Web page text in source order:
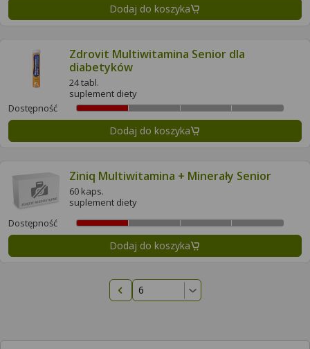
Dodaj do koszyka
Zdrovit Multiwitamina Senior dla
diabetyków
24 tabl.
suplement diety
Dostępność
Dodaj do koszyka
Ziniq Multiwitamina + Minerały Senior
60 kaps.
suplement diety
Dostępność
Dodaj do koszyka
Poprzednia strona
Więcej informacji na temat wykorzystywania narzędzi